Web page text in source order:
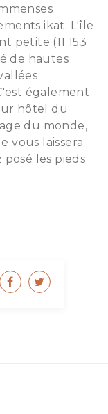
ikat. L'île
petite (11 153
de hautes
également
hôtel du
du monde,
vous laissera
les pieds